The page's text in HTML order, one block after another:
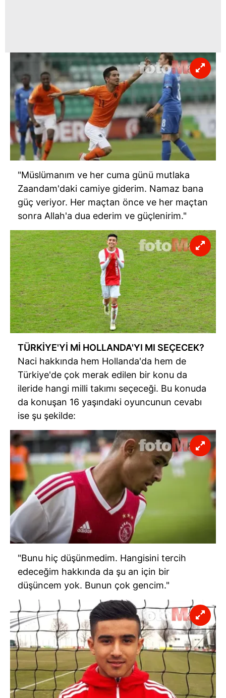
"Müslümanım ve her cuma günü mutlaka
Zaandam'daki camiye giderim. Namaz bana
güç veriyor. Her maçtan önce ve her maçtan
sonra Allah'a dua ederim ve güçlenirim."
TÜRKİYE'Yİ Mİ HOLLANDA'YI MI SEÇECEK?
Naci hakkında hem Hollanda'da hem de
Türkiye'de çok merak edilen bir konu da
ileride hangi milli takımı seçeceği. Bu konuda
da konuşan 16 yaşındaki oyuncunun cevabı
ise şu şekilde:
"Bunu hiç düşünmedim. Hangisini tercih
edeceğim hakkında da şu an için bir
düşüncem yok. Bunun çok gencim."